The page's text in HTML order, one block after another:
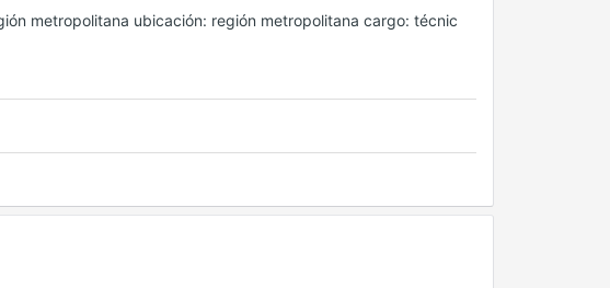
metropolitana ubicación: región metropolitana cargo: técnic